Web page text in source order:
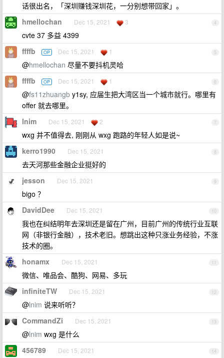
话很出名，「深圳赚钱深圳花，一分别想带回家」。
4
hmellochan Dec 15, 2021 3
cvte 37 多益 4399
5
ffffb OP Dec 15, 2021 1
@hmellochan 尽量不要抖机灵哈
6
ffffb OP Dec 15, 2021 1
@fs11zhuangb y1sy, 应届生把大湾区当一个城市就行。哪里有
offer 就去哪里。
7
lnim Dec 15, 2021 2
wxg 并不值得去, 刚刚从 wxg 跑路的年轻人如是说~
8
kerro1990 Dec 15, 2021
去天河那些金融企业挺好的
9
jesson Dec 15, 2021
bigo ？
10
DavidDee Dec 15, 2021
我也在纠结明年去深圳还是留在广州，目前广州的传统行业互联
网（非银行金融），技术老旧。想跳出这种只涨业务经验，不涨
技术的圈。
11
honamx Dec 15, 2021
微信、唯品会、酷狗、网易、多玩
12
infiniteTW Dec 15, 2021
@lnim 说来听听？
13
CommandZi Dec 15, 2021
@lnim wxg 是什么
14
456789 Dec 15, 2021